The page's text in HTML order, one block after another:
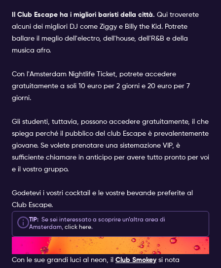
Il Club Escape ha i migliori baristi della città. Qui troverete
alcuni dei migliori DJ come Ziggy e Billy the Kid. Potrete
ballare il meglio dell'electro, dell'house, dell'R&B e della
musica afro.
Con l'Amsterdam Nightlife Ticket, potrete accedere
gratuitamente a soli 10 euro per 2 giorni e 20 euro per 7
giorni.
Gli studenti, tuttavia, possono accedere gratuitamente, il che
spiega perché il pubblico del club Escape è prevalentemente
giovane. Se volete prenotare una sistemazione VIP, è
sufficiente chiamare in anticipo per avere tutto pronto per voi
e il vostro gruppo.
Godetevi i vostri cocktail e le vostre bevande preferite al
Club Escape.
TIP: Se sei interessato a scoprire un’altra area di
Amsterdam, click here.
CLUB SMOKEY | CLUB
Con le sue grandi luci al neon, il Club Smokey si nota